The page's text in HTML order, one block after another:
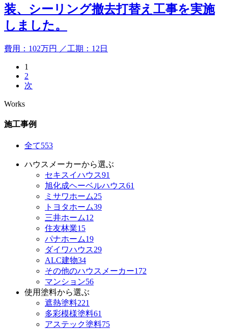
装、シーリング撤去打替え工事を実施
しました。
費用： 102万円 ／工期：12日
1
2
次
Works
施工事例
全て553
ハウスメーカーから選ぶ
セキスイハウス91
旭化成ヘーベルハウス61
ミサワホーム25
トヨタホーム39
三井ホーム12
住友林業15
パナホーム19
ダイワハウス29
ALC建物34
その他のハウスメーカー172
マンション56
使用塗料から選ぶ
遮熱塗料221
多彩模様塗料61
アステック塗料75